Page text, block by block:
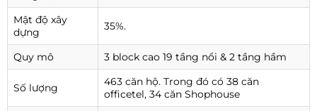
Mật độ xây
dựng
35%.
Quy mô 3 block cao 19 tầng nổi & 2 tầng hầm
Số lượng
463 căn hộ. Trong đó có 38 căn
officetel, 34 căn Shophouse